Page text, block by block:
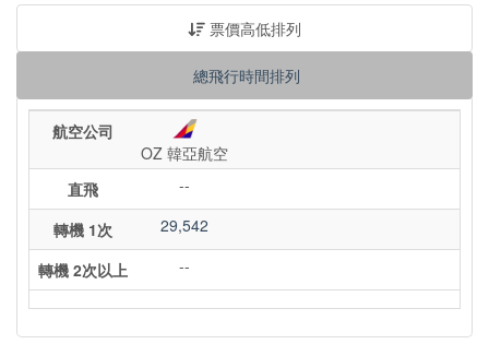
票價高低排列
總飛行時間排列
航空公司
OZ 韓亞航空
直飛
--
轉機 1次 29,542
轉機 2次以上 --